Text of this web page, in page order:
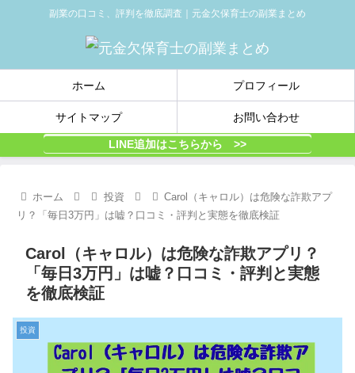
副業の口コミ、評判を徹底調査｜元金欠保育士の副業まとめ
ホーム プロフィール
サイトマップ お問い合わせ
LINE追加はこちらから >>
ホーム 投資
Carol（キャロル）は危険な詐欺アプ
リ？「毎日3万円」は嘘？口コミ・評判と実態を徹底検証
Carol（キャロル）は危険な詐欺アプリ？
「毎日3万円」は嘘？口コミ・評判と実態
を徹底検証
投資